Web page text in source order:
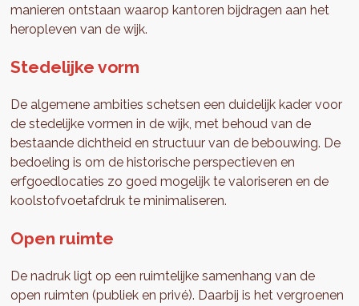
manieren ontstaan waarop kantoren bijdragen aan het
heropleven van de wijk.
Stedelijke vorm
De algemene ambities schetsen een duidelijk kader voor
de stedelijke vormen in de wijk, met behoud van de
bestaande dichtheid en structuur van de bebouwing. De
bedoeling is om de historische perspectieven en
erfgoedlocaties zo goed mogelijk te valoriseren en de
koolstofvoetafdruk te minimaliseren.
Open ruimte
De nadruk ligt op een ruimtelijke samenhang van de
open ruimten (publiek en privé). Daarbij is het vergroenen